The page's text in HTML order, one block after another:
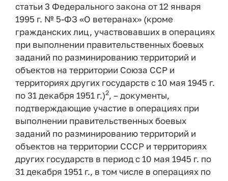
статьи 3 Федерального закона от 12 января
1995 г. № 5-ФЗ «О ветеранах» (кроме
гражданских лиц, участвовавших в операциях
при выполнении правительственных боевых
заданий по разминированию территорий и
объектов на территории Союза ССР и
территориях других государств с 10 мая 1945 г.
по 31 декабря 1951 г.)2, – документы,
подтверждающие участие в операциях при
выполнении правительственных боевых
заданий по разминированию территорий и
объектов на территории СССР и территориях
других государств в период с 10 мая 1945 г. по
31 декабря 1951 г., в том числе в операциях по